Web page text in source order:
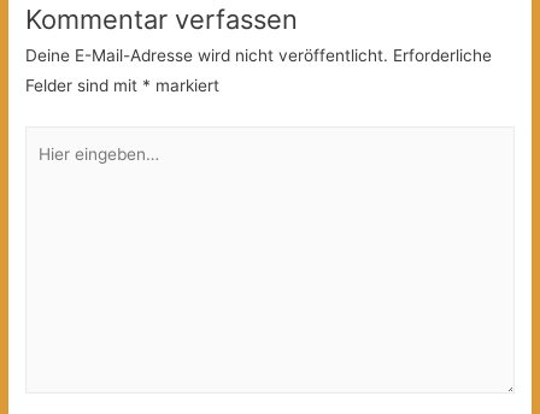
Kommentar verfassen
Deine E-Mail-Adresse wird nicht veröffentlicht. Erforderliche
Felder sind mit * markiert
eingeben…